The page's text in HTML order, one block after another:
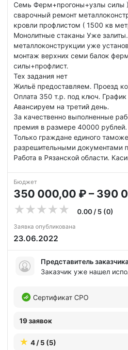
Семь Ферм+прогоны+узлы силы
сварочный ремонт
кровли профлистом ( 1500 кв
Монолитные стаканы Уже
металлоконструкции уже
монтаж верхних семи балок
силы+профлист.
Тех задания нет
Жильё предоставляем. Проезд
Оплата 350 т.р. под ключ.
Авансируем на третий день.
За качественно выполненные
премия в размере 40000 рублей.
Только граждане единого
разрешительными документами
Работа в Рязанской области.
Бюджет
350 000,00 ₽ – 390
0.00 / 5 (0)
Заявка опубликована
23.06.2022
Представитель
Заказчик уже нашел
Сертификат СРО
19 заявок
4 / 5 (5)